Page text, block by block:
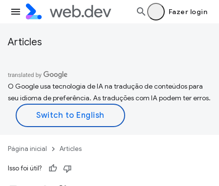
Fazer login
Articles
O Google usa tecnologia de IA na tradução de conteúdos para
seu idioma de preferência. As traduções com IA podem ter erros.
Página inicial Articles
Isso foi útil?